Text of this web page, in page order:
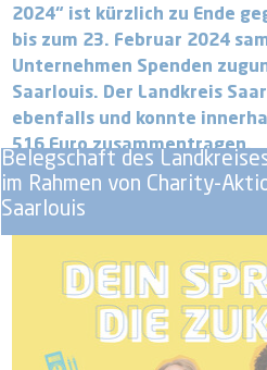
Belegschaft des
im Rahmen von Charity-
Saarlouis
2024“ ist kürzlich zu Ende
bis zum 23. Februar 2024
Unternehmen Spenden
Saarlouis. Der Landkreis
ebenfalls und konnte
516 Euro zusammentragen.